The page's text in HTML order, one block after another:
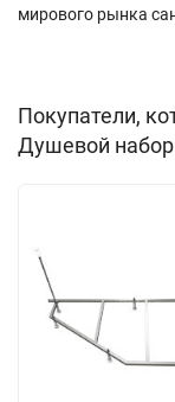
мирового рынка
Покупатели,
Душевой набор